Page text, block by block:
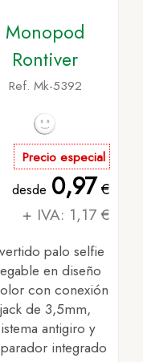
Monopod
Rontiver
Ref. Mk-5392
Precio especial
desde 0,97 €
+ IVA: 1,17 €
palo selfie
en diseño
con conexión
jack de 3,5mm,
antigiro y
integrado